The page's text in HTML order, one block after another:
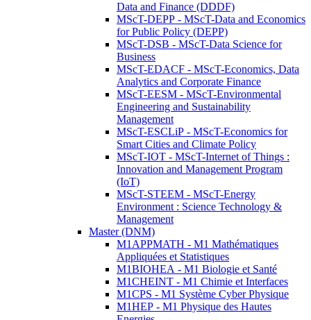
Data and Finance (DDDF)
MScT-DEPP - MScT-Data and Economics
for Public Policy (DEPP)
MScT-DSB - MScT-Data Science for
Business
MScT-EDACF - MScT-Economics, Data
Analytics and Corporate Finance
MScT-EESM - MScT-Environmental
Engineering and Sustainability
Management
MScT-ESCLiP - MScT-Economics for
Smart Cities and Climate Policy
MScT-IOT - MScT-Internet of Things :
Innovation and Management Program
(IoT)
MScT-STEEM - MScT-Energy
Environment : Science Technology &
Management
Master (DNM)
M1APPMATH - M1 Mathématiques
Appliquées et Statistiques
M1BIOHEA - M1 Biologie et Santé
M1CHEINT - M1 Chimie et Interfaces
M1CPS - M1 Système Cyber Physique
M1HEP - M1 Physique des Hautes